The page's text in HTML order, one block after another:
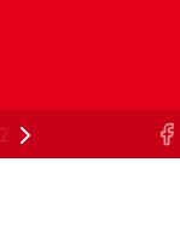
Zuzahlungsbefreiung